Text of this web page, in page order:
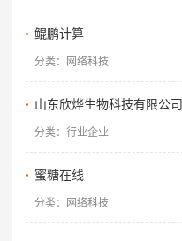
鲲鹏计算
分类：网络科技
山东欣烨生物科技有限公司
分类：行业企业
蜜糖在线
分类：网络科技